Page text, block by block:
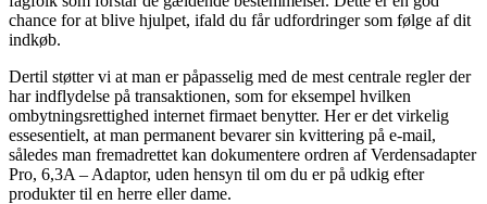
chance for at blive hjulpet, ifald du får udfordringer som følge af dit
indkøb.
Dertil støtter vi at man er påpasselig med de mest centrale regler der
har indflydelse på transaktionen, som for eksempel hvilken
ombytningsrettighed internet firmaet benytter. Her er det virkelig
essesentielt, at man permanent bevarer sin kvittering på e-mail,
således man fremadrettet kan dokumentere ordren af Verdensadapter
Pro, 6,3A – Adaptor, uden hensyn til om du er på udkig efter
produkter til en herre eller dame.